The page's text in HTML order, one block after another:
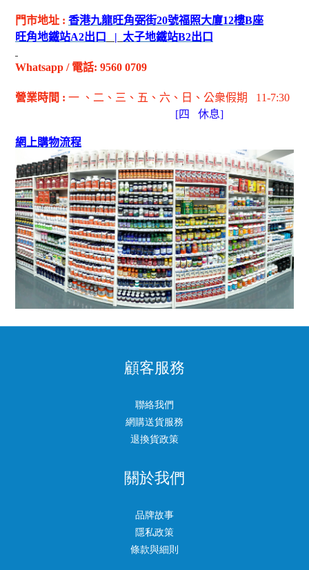
門市地址 : 香港九龍旺角弼街20號福照大廈12樓B座
旺角地鐵站A2出 口 | 太子地鐵站B2出 口
Whatsapp / 電話: 9560 0709
營業時間 : 一 、二、三、五 、六 、日 、公衆假期
11-7:30
[四 休息]
網上購物流程
顧客服務
聯絡我們
網購送貨服務
退換貨政策
關於我們
品牌故事
隱私政策
條款與細則